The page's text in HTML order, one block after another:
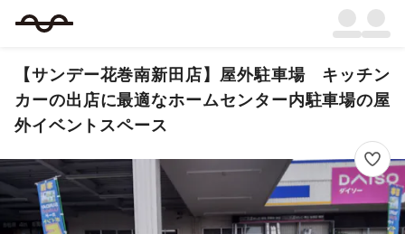
【サンデー花巻南新田店】屋外駐車場 キッチン
カーの出店に最適なホームセンター内駐車場の屋
外イベントスペース